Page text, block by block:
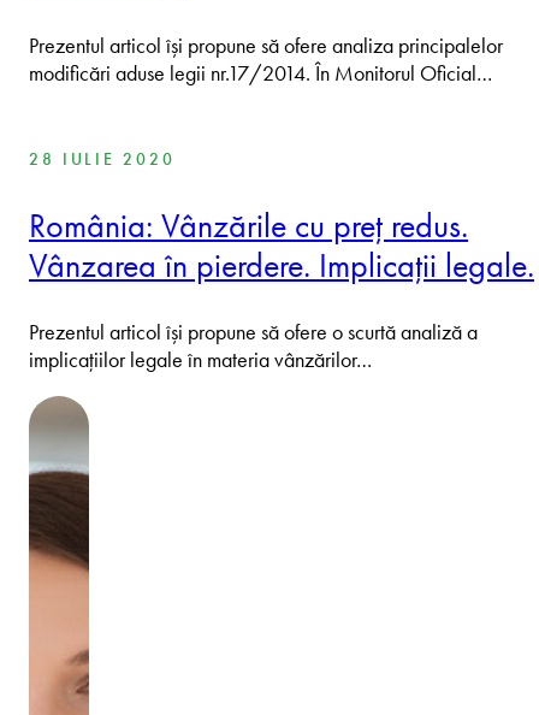
Prezentul articol își propune să ofere analiza principalelor
modificări aduse legii nr.17/2014. În Monitorul Oficial…
28 IULIE 2020
România: Vânzările cu preț redus.
Vânzarea în pierdere. Implicații legale.
Prezentul articol își propune să ofere o scurtă analiză a
implicațiilor legale în materia vânzărilor…